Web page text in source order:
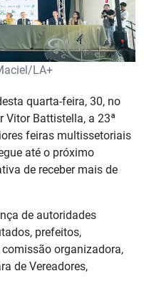
LA+
quarta-feira, 30, no
Vitor Battistella, a 23ª
feiras multissetoriais
até o próximo
de receber mais de
de autoridades
prefeitos,
organizadora,
de Vereadores,